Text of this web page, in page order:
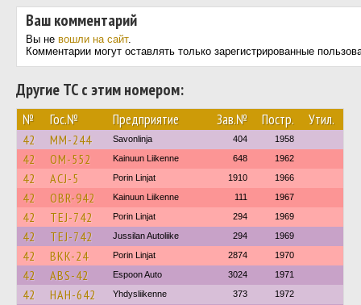
Ваш комментарий
Вы не вошли на сайт.
Комментарии могут оставлять только зарегистрированные
Другие ТС с этим номером:
№ Гос.№ Предприятие Зав.№ Постр. Утил.
42 MM-244 Savonlinja 404 1958
42 OM-552 Kainuun Liikenne 648 1962
42 ACJ-5 Porin Linjat 1910 1966
42 OBR-942 Kainuun Liikenne 111 1967
42 TEJ-742 Porin Linjat 294 1969
42 TEJ-742 Jussilan Autoliike 294 1969
42 BKK-24 Porin Linjat 2874 1970
42 ABS-42 Espoon Auto 3024 1971
42 HAH-642 Yhdysliikenne 373 1972